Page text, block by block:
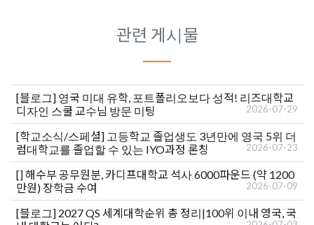
관련 게시물
[블로그] 영국 미대 유학, 포트폴리오보다 성적! 리즈대학교
디자인 스쿨 교수님 방문 미팅
2026-07-29
[학교소식/스페셜] 고등학교 졸업생도 3년만에 영국 5위 더
럼대학교를 졸업할 수 있는 IYO과정 론칭
2026-07-23
[] 해수부 공무원분, 카디프대학교 석사 6000파운드 (약 1200
만원) 장학금 수여
2026-07-09
[블로그] 2027 QS 세계대학순위 총 정리|100위 이내 영국, 국